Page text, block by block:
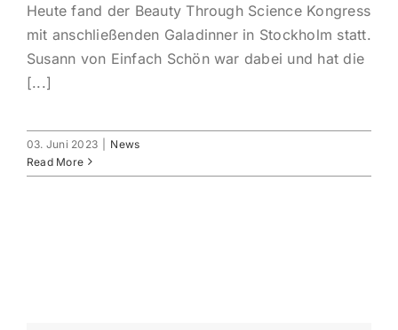
SEARCH
Heute fand der Beauty Through Science Kongress
mit anschließenden Galadinner in Stockholm statt.
Susann von Einfach Schön war dabei und hat die
[...]
03. Juni 2023
News
Read More